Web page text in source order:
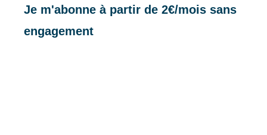
Je m'abonne à partir de 2€/mois sans
engagement